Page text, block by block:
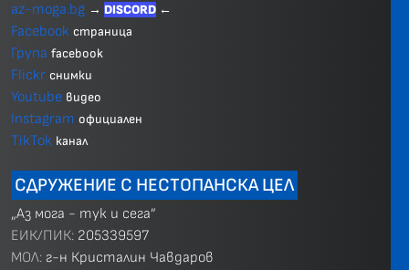
az-moga.bg → DISCORD ←
Facebook страница
Група facebook
Flickr снимки
Youtube видео
Instagram официален
TikTok канал
СДРУЖЕНИЕ С НЕСТОПАНСКА ЦЕЛ
„Аз мога - тук и сега”
ЕИК/ПИК: 205339597
МОЛ: г-н Кристалин Чавдаров